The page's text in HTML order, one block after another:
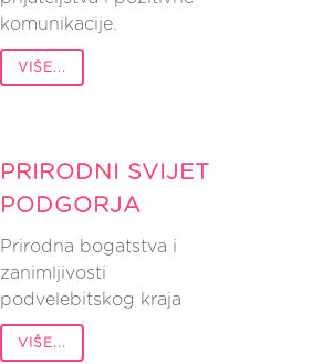
komunikacije.
VIŠE...
PRIRODNI SVIJET
PODGORJA
Prirodna bogatstva i
zanimljivosti
podvelebitskog kraja
VIŠE...